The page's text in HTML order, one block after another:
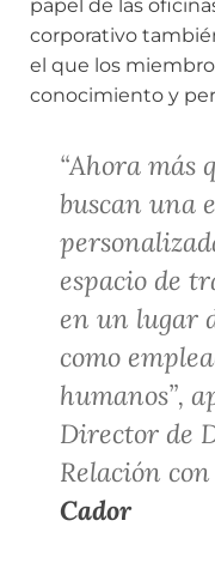
papel de las
corporativo
el que los
conocimiento y
“Ahora más
buscan una
espacio de
en un lugar
como
humanos”,
Director de
Relación con
Cador